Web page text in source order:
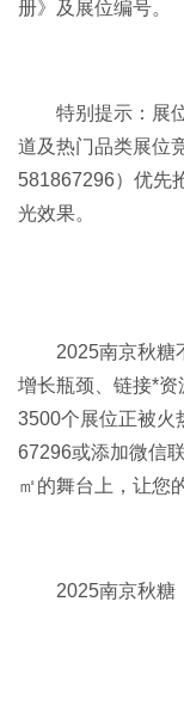
册》及展位编号。
特别提示‌：展
道及热门品类展位
581867296）优先
光效果。
2025南京秋糖
增长瓶颈、链接*资
3500个展位正被火
67296或添加微信
㎡的舞台上，让您
2025南京秋糖